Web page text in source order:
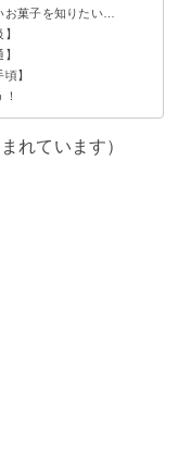
お菓子を知りたい…
」
】
れています）